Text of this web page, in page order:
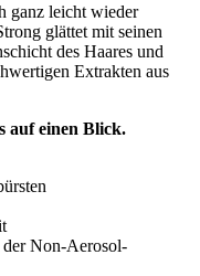
ganz leicht wieder
glättet mit seinen
des Haares und
Extrakten aus
auf einen Blick.
Non-Aerosol-